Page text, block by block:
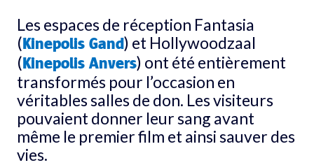
Les espaces de réception Fantasia
(Kinepolis Gand) et Hollywoodzaal
(Kinepolis Anvers) ont été entièrement
transformés pour l’occasion en
véritables salles de don. Les visiteurs
pouvaient donner leur sang avant
même le premier film et ainsi sauver des
vies.